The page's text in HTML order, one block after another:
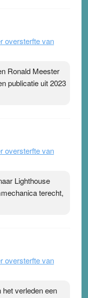
oversterfte van
Ronald Meester
publicatie uit 2023
oversterfte van
Lighthouse
terecht,
oversterfte van
verleden een